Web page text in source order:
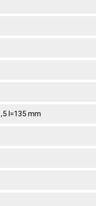
l=135 mm